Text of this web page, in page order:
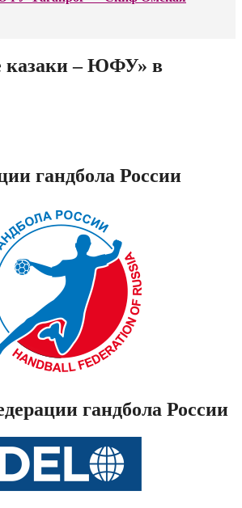
казаки – ЮФУ» в
гандбола России
гандбола России